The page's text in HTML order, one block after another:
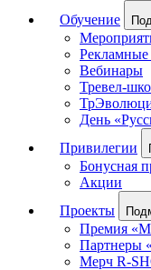
Обучение
Вебинары
Тревел-
День
Привилегии
Бонусная
Акции
Проекты
Премия
Партнеры
Мерч R-